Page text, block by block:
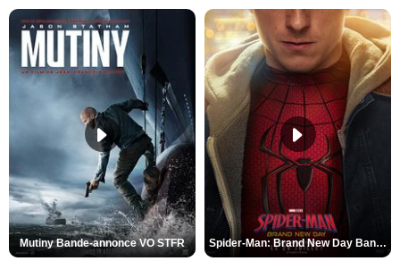
Mutiny Bande-annonce VO STFR Spider-Man: Brand New Day Bande-annonce VO STFR